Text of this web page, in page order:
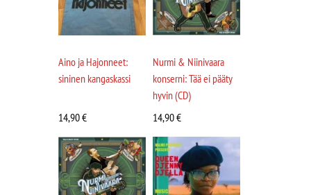
Aino ja Hajonneet:
sininen kangaskassi
14,90€
Nurmi & Niinivaara
konserni: Tää ei pääty
hyvin (CD)
14,90€